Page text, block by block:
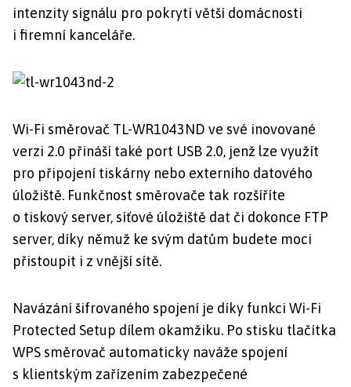
intenzity signálu pro pokrytí větší domácnosti
i firemní kanceláře.
Wi-Fi směrovač TL-WR1043ND ve své inovované
verzi 2.0 přináší také port USB 2.0, jenž lze využít
pro připojení tiskárny nebo externího datového
úložiště. Funkčnost směrovače tak rozšíříte
o tiskový server, síťové úložiště dat či dokonce FTP
server, díky němuž ke svým datům budete moci
přistoupit i z vnější sítě.
Navázání šifrovaného spojení je díky funkci Wi-Fi
Protected Setup dílem okamžiku. Po stisku tlačítka
WPS směrovač automaticky naváže spojení
s klientským zařízením zabezpečené